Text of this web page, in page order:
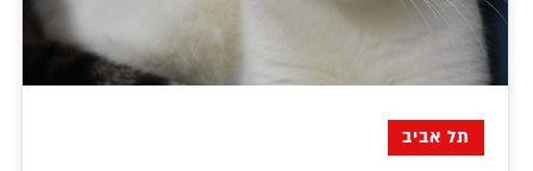
תל אביב